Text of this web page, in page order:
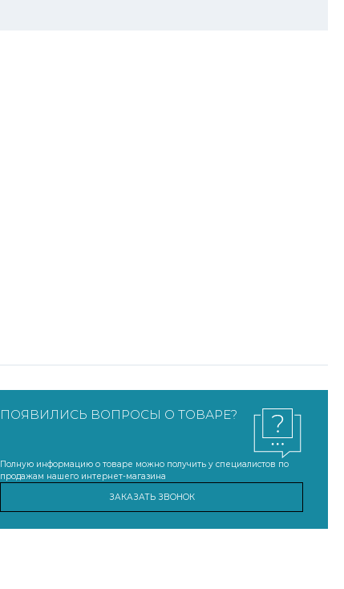
ПОЯВИЛИСЬ ВОПРОСЫ О ТОВАРЕ?
Полную информацию о товаре можно получить у специалистов по
продажам нашего интернет-магазина
ЗАКАЗАТЬ ЗВОНОК